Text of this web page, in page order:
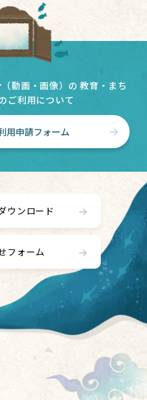
動画・画像） の教育・まち
ご利用について
用申請フォーム
ウンロード
フォーム